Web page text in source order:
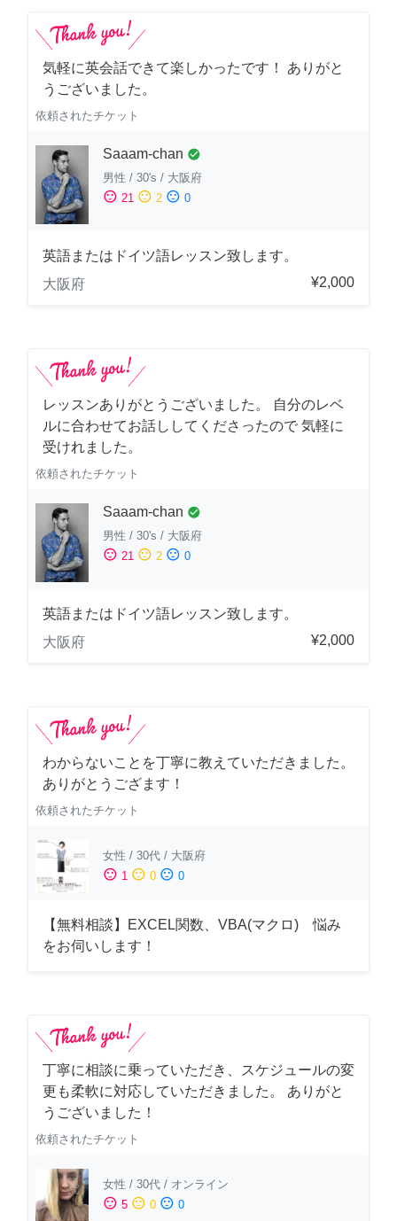
気軽に英会話できて楽しかったです！ ありがと
うございました。
依頼されたチケット
Saaam-chan check_circle
男性 / 30's / 大阪府
sentiment_satisfied 21 sentiment_neutral 2 sentiment_dissatisfied 0
英語またはドイツ語レッスン致します。
大阪府
¥2,000
レッスンありがとうございました。 自分のレベ
ルに合わせてお話ししてくださったので 気軽に
受けれました。
依頼されたチケット
Saaam-chan check_circle
男性 / 30's / 大阪府
sentiment_satisfied 21 sentiment_neutral 2 sentiment_dissatisfied 0
英語またはドイツ語レッスン致します。
大阪府
¥2,000
わからないことを丁寧に教えていただきました。
ありがとうござます！
依頼されたチケット
女性 / 30代 / 大阪府
sentiment_satisfied 1 sentiment_neutral 0 sentiment_dissatisfied 0
【無料相談】EXCEL関数、VBA(マクロ) 悩み
をお伺いします！
丁寧に相談に乗っていただき、スケジュールの変
更も柔軟に対応していただきました。 ありがと
うございました！
依頼されたチケット
女性 / 30代 / オンライン
sentiment_satisfied 5 sentiment_neutral 0 sentiment_dissatisfied 0